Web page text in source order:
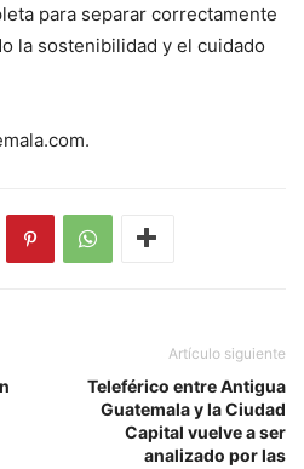
para separar correctamente
la sostenibilidad y el cuidado
Artículo siguiente
Teleférico entre Antigua
Guatemala y la Ciudad
Capital vuelve a ser
analizado por las